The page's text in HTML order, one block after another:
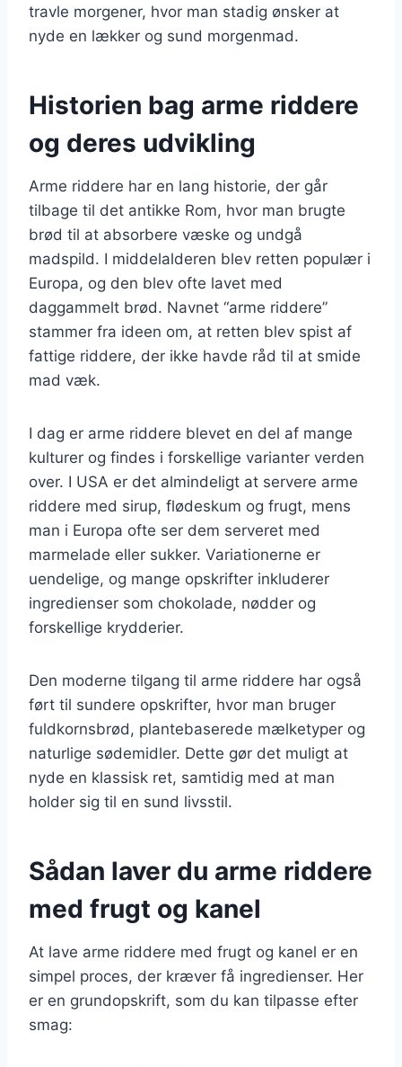
travle morgener, hvor man stadig ønsker at
nyde en lækker og sund morgenmad.
Historien bag arme riddere
og deres udvikling
Arme riddere har en lang historie, der går
tilbage til det antikke Rom, hvor man brugte
brød til at absorbere væske og undgå
madspild. I middelalderen blev retten populær i
Europa, og den blev ofte lavet med
daggammelt brød. Navnet “arme riddere”
stammer fra ideen om, at retten blev spist af
fattige riddere, der ikke havde råd til at smide
mad væk.
I dag er arme riddere blevet en del af mange
kulturer og findes i forskellige varianter verden
over. I USA er det almindeligt at servere arme
riddere med sirup, flødeskum og frugt, mens
man i Europa ofte ser dem serveret med
marmelade eller sukker. Variationerne er
uendelige, og mange opskrifter inkluderer
ingredienser som chokolade, nødder og
forskellige krydderier.
Den moderne tilgang til arme riddere har også
ført til sundere opskrifter, hvor man bruger
fuldkornsbrød, plantebaserede mælketyper og
naturlige sødemidler. Dette gør det muligt at
nyde en klassisk ret, samtidig med at man
holder sig til en sund livsstil.
Sådan laver du arme riddere
med frugt og kanel
At lave arme riddere med frugt og kanel er en
simpel proces, der kræver få ingredienser. Her
er en grundopskrift, som du kan tilpasse efter
smag: